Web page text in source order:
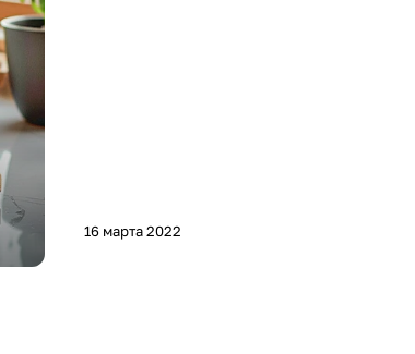
16 марта 2022